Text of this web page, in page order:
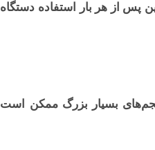
پس از هر بار استفاده دستگاه
بسیار بزرگ ممکن است